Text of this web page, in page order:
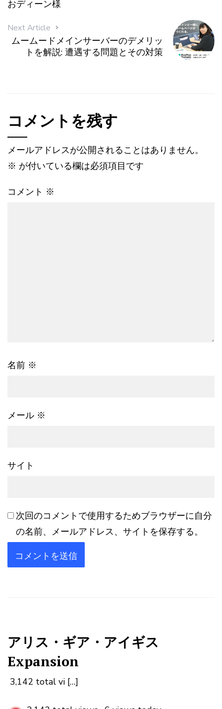
おディーン様
Next Article
ムームードメインサーバーのデメリッ
トを解説: 遭遇する問題とその対策
コメントを残す
メールアドレスが公開されることはありません。
※ が付いている欄は必須項目です
コメント ※
名前 ※
メール ※
サイト
次回のコメントで使用するためブラウザーに自分
の名前、メールアドレス、サイトを保存する。
アリス・ギア・アイギス
Expansion
3,142 total vi […]